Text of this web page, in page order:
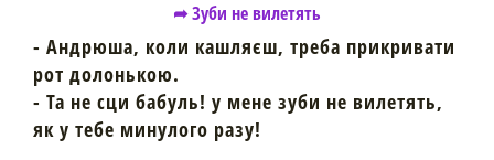
➦ Зуби не вилетять
- Андрюша, коли кашляєш, треба прикривати
рот долонькою.
- Та не сци бабуль! у мене зуби не вилетять,
як у тебе минулого разу!